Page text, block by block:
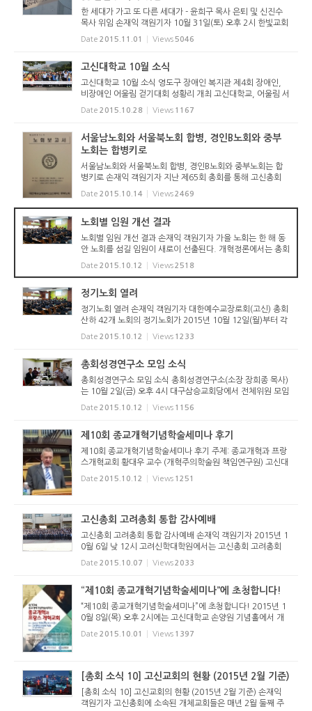
한 세대가 가고 또 다른 세대가 - 윤희구 목사 은퇴 및 신진수
목사 위임 손재익 객원기자 10월 31일(토) 오후 2시 한빛교회
당(창원시 의창구 신월로 6번길 7)에서는 윤희구 목사의 은퇴
식과 신진수 목사의 위임식이 열렸다. 이 예식은 총 4부의 순
Date 2015.11.01 Views 5046
고신대학교 10월 소식
고신대학교 10월 소식 영도구 장애인 복지관 제4회 장애인,
비장애인 어울림 걷기대회 성황리 개최 고신대학교, 어울림 서
포터즈단 공동주최 고신대학교(총장 전광식)와 어울림서포터
즈단(회장 박지용)이 공동주최하고 영도구장애인복지관(관장
Date 2015.10.28 Views 1167
서울남노회와 서울북노회 합병, 경인B노회와 중부
노회는 합병키로
서울남노회와 서울북노회 합병, 경인B노회와 중부노회는 합
병키로 손재익 객원기자 지난 제65회 총회를 통해 고신총회
산하 노회가 된 6개 노회가 10월 13일(화) 오전에 일제히 개
최됐다. 강원, 충청, 경기 일부를 지역으로 하는 중부노회는 제
121회 정기노회...
Date 2015.10.14 Views2469
노회별 임원 개선 결과
노회별 임원 개선 결과 손재익 객원기자 가을 노회는 한 해 동
안 노회를 섬길 임원이 새로이 선출된다. 개혁정론에서는 총회
산하 노회의 임원 개선 결과를 아래와 같이 속보로 전한다. 아
직 취합되지 않은 노회는 취합되는 대로 알릴 계획이다. 참고
Date 2015.10.12 Views2518
정기노회 열려
정기노회 열려 손재익 객원기자 대한예수교장로회(고신) 총회
산하 42개 노회의 정기노회가 2015년 10월 12일(월)부터 각
노회 장소에서 개최됐다. 장로교 교회정치의 핵심은 노회라고
할 수 있는데, 매년 4월과 10월에 정기노회가 열린다. 노회를
Date 2015.10.12 Views 1233
총회성경연구소 모임 소식
총회성경연구소 모임 소식 총회성경연구소(소장 장희종 목사)
는 10월 2일(금) 오후 4시 대구삼승교회당에서 전체위원 모임
을 가졌다. 총회성경연구소는 지난 9월 교단 총회에서 총회직
속기관으로 설립되어 교회의 바른 성경연구와 목회자들의 건
Date 2015.10.12 Views 1156
제10회 종교개혁기념학술세미나 후기
제10회 종교개혁기념학술세미나 후기 주제: 종교개혁과 프랑
스개혁교회 황대우 교수 (개혁주의학술원 책임연구원) 고신대
학교 개혁주의학술원(원장 이신열 교수)은 매년 2회의 세미나
를 개최하는데, 상반기에는 “칼빈학술세미나”, 하반기에는 “종
Date 2015.10.12 Views 1251
고신총회 고려총회 통합 감사예배
고신총회 고려총회 통합 감사예배 손재익 객원기자 2015년 1
0월 6일 낮 12시 고려신학대학원에서는 고신총회 고려총회
통합 감사예배가 있었다. 지난 제65회 총회(9월 13-15일)에
서 두 교단이 하나로 통합되었는데, 이번에 그에 대한 감사예
Date 2015.10.07 Views2033
“제10회 종교개혁기념학술세미나”에 초청합니다!
“제10회 종교개혁기념학술세미나”에 초청합니다! 2015년 1
0월 8일(목) 오후 2시에는 고신대학교 손양원 기념홀에서 개
혁주의학술원(이신열 원장)이 주관하여 매년 종교개혁을 기념
하는 “종교개혁기념학술세미나”가 개최될 예정이다. 이번 행
Date 2015.10.01 Views 1397
[총회 소식 10] 고신교회의 현황 (2015년 2월 기준)
[총회 소식 10] 고신교회의 현황 (2015년 2월 기준) 손재익
객원기자 고신총회에 소속된 개체교회들은 매년 2월 둘째 주